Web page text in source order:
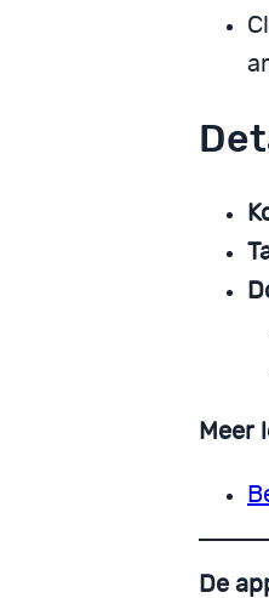
Meer
De